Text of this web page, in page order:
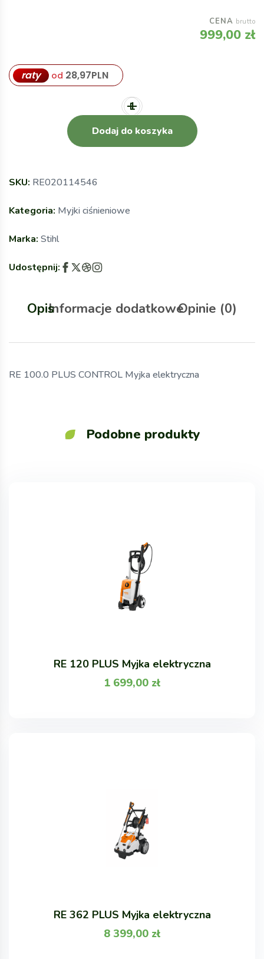
CENA brutto
999,00 zł
raty od 28,97PLN
Dodaj do koszyka
SKU: RE020114546
Kategoria: Myjki ciśnieniowe
Marka: Stihl
Udostępnij:
OpisInformacje dodatkoweOpinie (0)
RE 100.0 PLUS CONTROL Myjka elektryczna
Podobne produkty
RE 120 PLUS Myjka elektryczna
1 699,00 zł
RE 362 PLUS Myjka elektryczna
8 399,00 zł